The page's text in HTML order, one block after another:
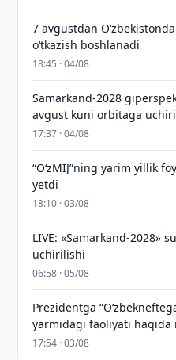
7 avgustdan
o‘tkazish boshlanadi
18:45 · 04/08
Samarkand-2028
avgust kuni orbitaga
17:37 · 04/08
“O‘zMIJ”ning yarim yillik
yetdi
18:10 · 03/08
LIVE: «Samarkand-2028»
uchirilishi
06:58 · 05/08
Prezidentga
yarmidagi faoliyati haqida
17:54 · 03/08